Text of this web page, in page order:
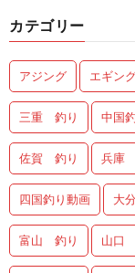
カテゴリー
アジング エギン
三重 釣り 中国
佐賀 釣り 兵庫
四国釣り動画 大
富山 釣り 山口